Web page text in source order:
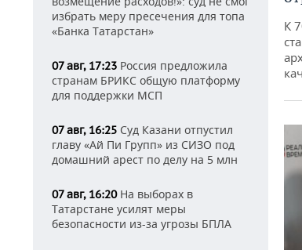
избрать меру пресечения для топа
«Банка Татарстан»
07 авг, 17:23 Россия предложила
странам БРИКС общую платформу
для поддержки МСП
07 авг, 16:25 Суд Казани отпустил
главу «Ай Пи Групп» из СИЗО под
домашний арест по делу на 5 млн
07 авг, 16:20На выборах в
Татарстане усилят меры
безопасности из-за угрозы БПЛА
К